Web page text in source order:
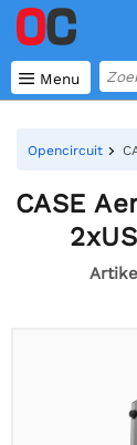
 Menu
Opencircuit
CASE